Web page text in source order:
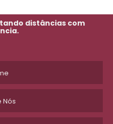
distâncias com
Nós